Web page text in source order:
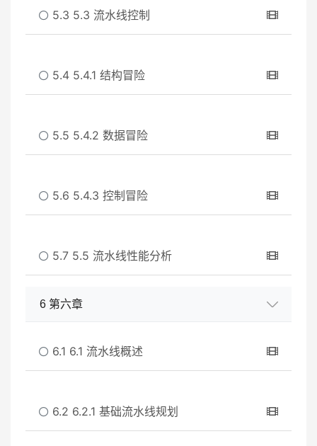
5.3 5.3 流水线控制
5.4 5.4.1 结构冒险
5.5 5.4.2 数据冒险
5.6 5.4.3 控制冒险
5.7 5.5 流水线性能分析
6 第六章
6.1 6.1 流水线概述
6.2 6.2.1 基础流水线规划